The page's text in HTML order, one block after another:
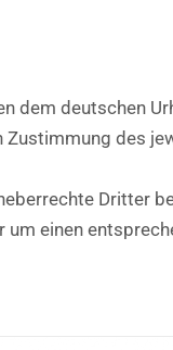
deutschen
des
Dritter
einen